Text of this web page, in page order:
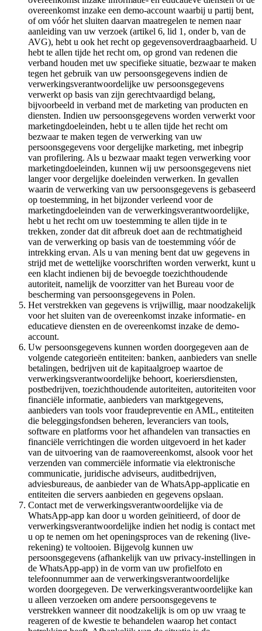
overeenkomst inzake een demo-account waarbij u partij bent,
of om vóór het sluiten daarvan maatregelen te nemen naar
aanleiding van uw verzoek (artikel 6, lid 1, onder b, van de
AVG), hebt u ook het recht op gegevensoverdraagbaarheid. U
hebt te allen tijde het recht om, op grond van redenen die
verband houden met uw specifieke situatie, bezwaar te maken
tegen het gebruik van uw persoonsgegevens indien de
verwerkingsverantwoordelijke uw persoonsgegevens
verwerkt op basis van zijn gerechtvaardigd belang,
bijvoorbeeld in verband met de marketing van producten en
diensten. Indien uw persoonsgegevens worden verwerkt voor
marketingdoeleinden, hebt u te allen tijde het recht om
bezwaar te maken tegen de verwerking van uw
persoonsgegevens voor dergelijke marketing, met inbegrip
van profilering. Als u bezwaar maakt tegen verwerking voor
marketingdoeleinden, kunnen wij uw persoonsgegevens niet
langer voor dergelijke doeleinden verwerken. In gevallen
waarin de verwerking van uw persoonsgegevens is gebaseerd
op toestemming, in het bijzonder verleend voor de
marketingdoeleinden van de verwerkingsverantwoordelijke,
hebt u het recht om uw toestemming te allen tijde in te
trekken, zonder dat dit afbreuk doet aan de rechtmatigheid
van de verwerking op basis van de toestemming vóór de
intrekking ervan. Als u van mening bent dat uw gegevens in
strijd met de wettelijke voorschriften worden verwerkt, kunt u
een klacht indienen bij de bevoegde toezichthoudende
autoriteit, namelijk de voorzitter van het Bureau voor de
bescherming van persoonsgegevens in Polen.
Het verstrekken van gegevens is vrijwillig, maar noodzakelijk
voor het sluiten van de overeenkomst inzake informatie- en
educatieve diensten en de overeenkomst inzake de demo-
account.
Uw persoonsgegevens kunnen worden doorgegeven aan de
volgende categorieën entiteiten: banken, aanbieders van snelle
betalingen, bedrijven uit de kapitaalgroep waartoe de
verwerkingsverantwoordelijke behoort, koeriersdiensten,
postbedrijven, toezichthoudende autoriteiten, autoriteiten voor
financiële informatie, aanbieders van marktgegevens,
aanbieders van tools voor fraudepreventie en AML, entiteiten
die beleggingsfondsen beheren, leveranciers van tools,
software en platforms voor het afhandelen van transacties en
financiële verrichtingen die worden uitgevoerd in het kader
van de uitvoering van de raamovereenkomst, alsook voor het
verzenden van commerciële informatie via elektronische
communicatie, juridische adviseurs, auditbedrijven,
adviesbureaus, de aanbieder van de WhatsApp-applicatie en
entiteiten die servers aanbieden en gegevens opslaan.
Contact met de verwerkingsverantwoordelijke via de
WhatsApp-app kan door u worden geïnitieerd, of door de
verwerkingsverantwoordelijke indien het nodig is contact met
u op te nemen om het openingsproces van de rekening (live-
rekening) te voltooien. Bijgevolg kunnen uw
persoonsgegevens (afhankelijk van uw privacy-instellingen in
de WhatsApp-app) in de vorm van uw profielfoto en
telefoonnummer aan de verwerkingsverantwoordelijke
worden doorgegeven. De verwerkingsverantwoordelijke kan
u alleen verzoeken om andere persoonsgegevens te
verstrekken wanneer dit noodzakelijk is om op uw vraag te
reageren of de kwestie te behandelen waarop het contact